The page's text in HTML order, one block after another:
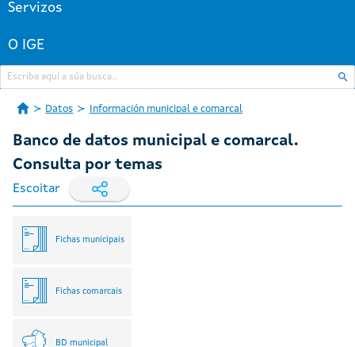
Servizos
O IGE
Datos Información municipal e comarcal
Banco de datos municipal e comarcal.
Consulta por temas
Escoitar
Fichas municipais
Fichas comarcais
BD municipal